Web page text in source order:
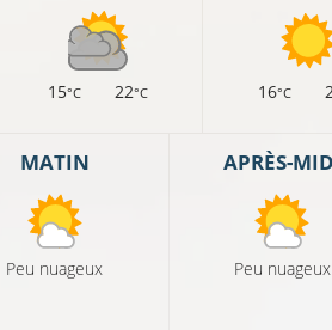
15°C 22°C 16°C
MATIN
Peu nuageux
APRÈS-
Peu nuageux